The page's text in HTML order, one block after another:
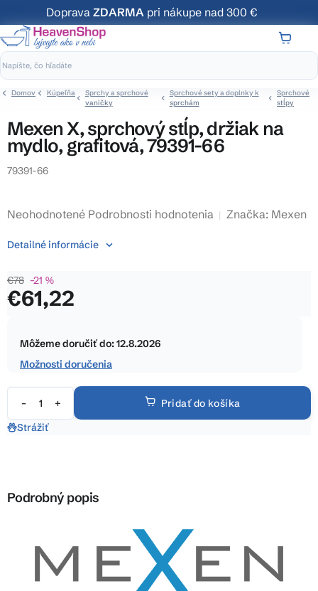
na
obsah
Doprava ZDARMA pri nákupe nad 300 €
Domov Kúpeľňa
Sprchy a sprchové
vaničky
Sprchové sety a doplnky k
sprchám
Sprchové
stĺpy
Mexen X, sprchový stĺp, držiak na
mydlo, grafitová, 79391-66
79391-66
Priemerné
produktu
0,0
z
Neohodnotené Podrobnosti hodnotenia Značka: Mexen
€78 –21 %
€61,22
cena:
Môžeme doručiť do:12.8.2026
Možnosti doručenia
Pridať do košíka
Detailné informácie
Strážiť
Podrobný popis